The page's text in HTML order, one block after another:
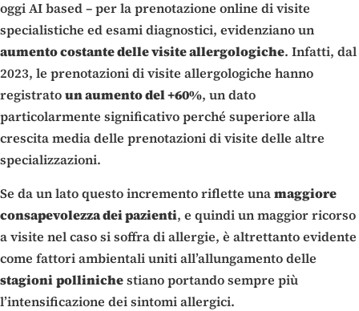
oggi AI based – per la prenotazione online di visite
specialistiche ed esami diagnostici, evidenziano un
aumento costante delle visite allergologiche. Infatti, dal
2023, le prenotazioni di visite allergologiche hanno
registratoun aumento del +60%, un dato
particolarmente significativo perché superiore alla
crescita media delle prenotazioni di visite delle altre
specializzazioni.
Se da un lato questo incremento riflette unamaggiore
consapevolezza dei pazienti, e quindi un maggior ricorso
a visite nel caso si soffra di allergie, è altrettanto evidente
come fattori ambientali uniti all’allungamento delle
stagionipollinichestiano portando sempre più
l’intensificazione dei sintomi allergici.